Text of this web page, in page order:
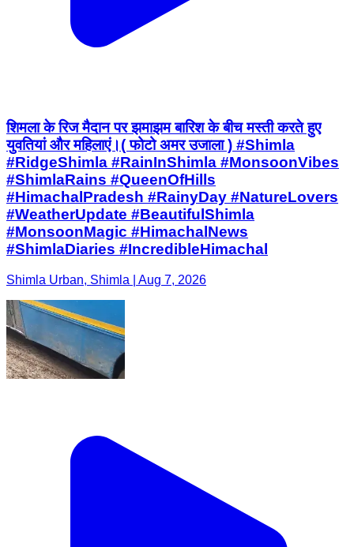
शिमला के रिज मैदान पर झमाझम बारिश के बीच मस्ती करते हुए
युवतियां और महिलाएं।( फोटो अमर उजाला ) #Shimla
#RidgeShimla #RainInShimla #MonsoonVibes
#ShimlaRains #QueenOfHills
#HimachalPradesh #RainyDay #NatureLovers
#WeatherUpdate #BeautifulShimla
#MonsoonMagic #HimachalNews
#ShimlaDiaries #IncredibleHimachal
Shimla Urban, Shimla | Aug 7, 2026